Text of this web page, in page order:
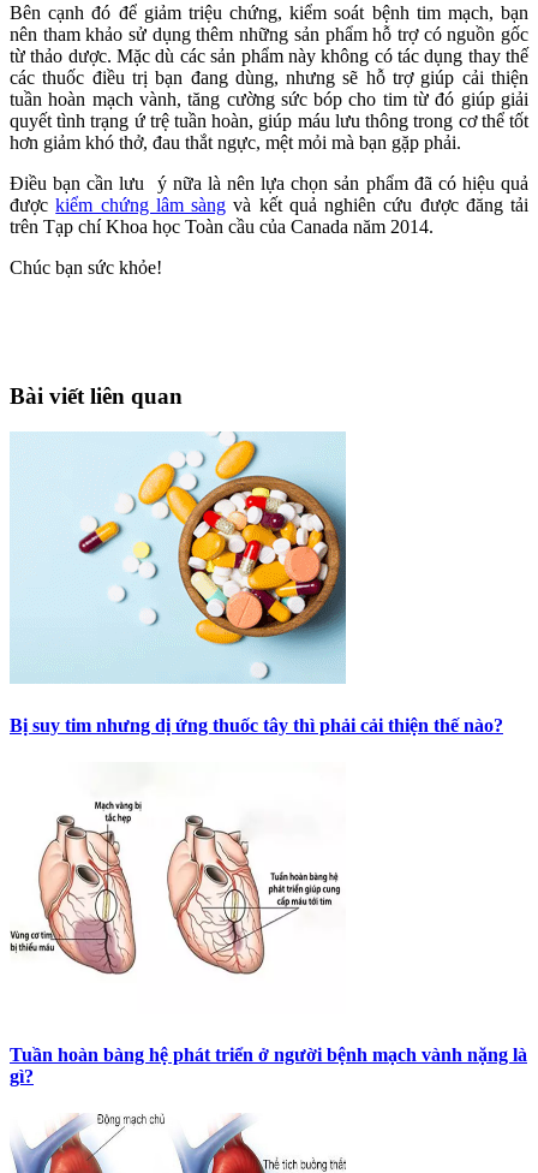
Bên cạnh đó để giảm triệu chứng, kiểm soát bệnh tim mạch, bạn
nên tham khảo sử dụng thêm những sản phẩm hỗ trợ có nguồn gốc
từ thảo dược. Mặc dù các sản phẩm này không có tác dụng thay thế
các thuốc điều trị bạn đang dùng, nhưng sẽ hỗ trợ giúp cải thiện
tuần hoàn mạch vành, tăng cường sức bóp cho tim từ đó giúp giải
quyết tình trạng ứ trệ tuần hoàn, giúp máu lưu thông trong cơ thể tốt
hơn giảm khó thở, đau thắt ngực, mệt mỏi mà bạn gặp phải.
Điều bạn cần lưu ý nữa là nên lựa chọn sản phẩm đã có hiệu quả
đượckiểm chứng lâm sàng và kết quả nghiên cứu được đăng tải
trên Tạp chí Khoa học Toàn cầu của Canada năm 2014.
Chúc bạn sức khỏe!
Bài viết liên quan
Bị suy tim nhưng dị ứng thuốc tây thì phải cải thiện thế nào?
Tuần hoàn bàng hệ phát triển ở người bệnh mạch vành nặng là
gì?